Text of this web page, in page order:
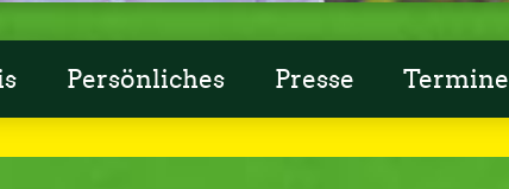
Persönliches Presse Termine